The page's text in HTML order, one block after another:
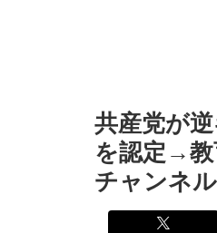
共産党が
を認定→教
チャンネル